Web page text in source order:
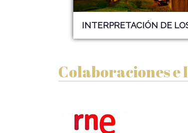
INTERPRETACIÓN DE
Colaboraciones e